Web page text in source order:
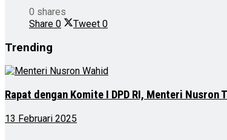
0 shares
Share 0 Tweet 0
Trending
Rapat dengan Komite I DPD RI, Menteri Nusron
13 Februari 2025